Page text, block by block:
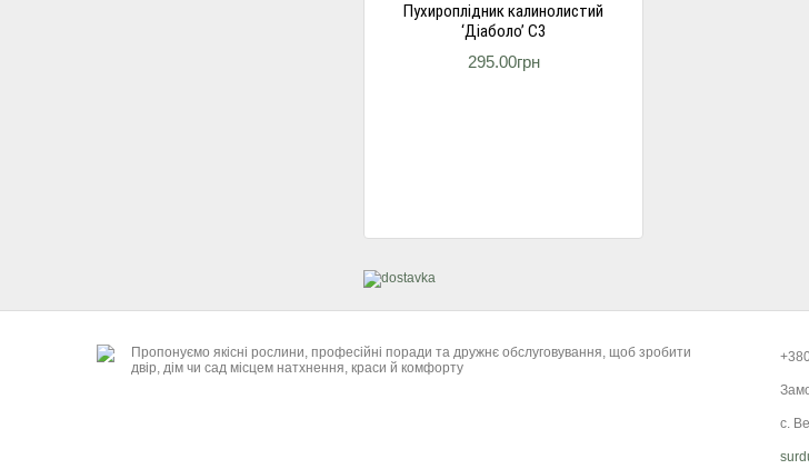
Пухироплідник калинолистий
‘Діаболо’ С3
295.00грн
Пропонуємо якісні рослини, професійні поради та дружнє обслуговування, щоб зробити
двір, дім чи сад місцем натхнення, краси й комфорту
с.